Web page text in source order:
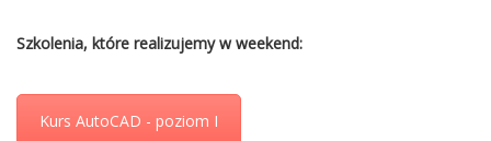
Szkolenia, które realizujemy w weekend:
Kurs AutoCAD - poziom I